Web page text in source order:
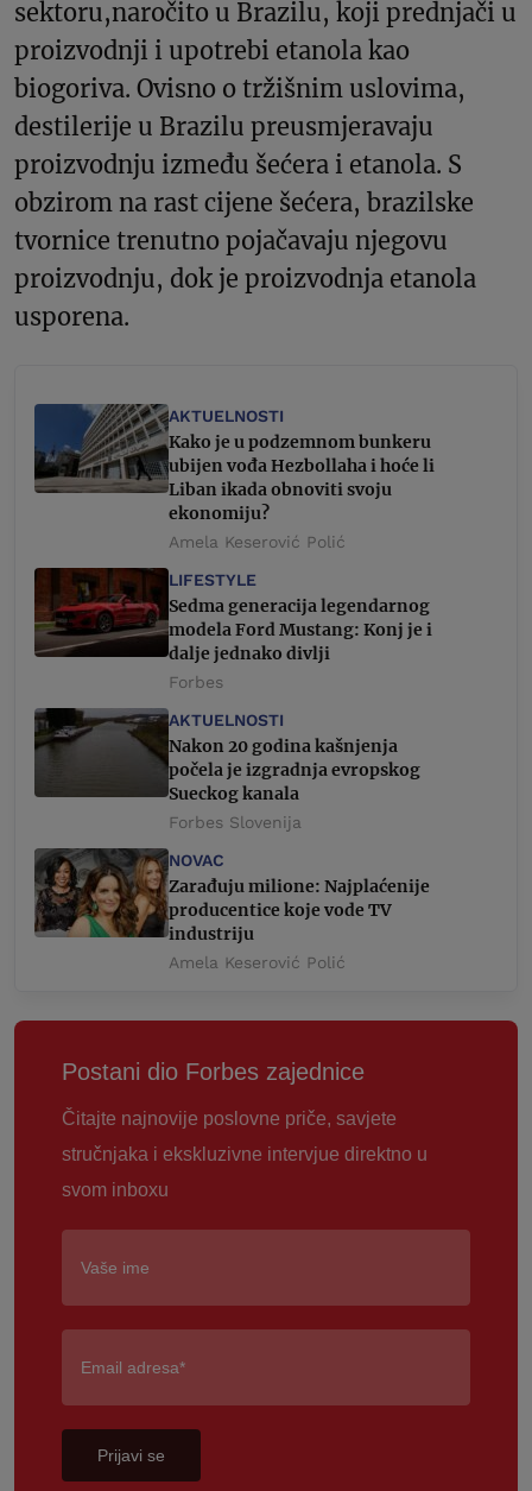
sektoru,naročito u Brazilu, koji prednjači u
proizvodnji i upotrebi etanola kao
biogoriva. Ovisno o tržišnim uslovima,
destilerije u Brazilu preusmjeravaju
proizvodnju između šećera i etanola. S
obzirom na rast cijene šećera, brazilske
tvornice trenutno pojačavaju njegovu
proizvodnju, dok je proizvodnja etanola
usporena.
AKTUELNOSTI
Kako je u podzemnom bunkeru
ubijen vođa Hezbollaha i hoće li
Liban ikada obnoviti svoju
ekonomiju?
Amela Keserović Polić
LIFESTYLE
Sedma generacija legendarnog
modela Ford Mustang: Konj je i
dalje jednako divlji
Forbes
AKTUELNOSTI
Nakon 20 godina kašnjenja
počela je izgradnja evropskog
Sueckog kanala
Forbes Slovenija
NOVAC
Zarađuju milione: Najplaćenije
producentice koje vode TV
industriju
Amela Keserović Polić
Postani dio Forbes zajednice
Čitajte najnovije poslovne priče, savjete
stručnjaka i ekskluzivne intervjue direktno u
svom inboxu
Prijavi se